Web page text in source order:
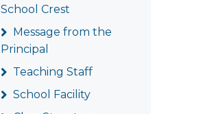
School Crest
Message from the
Principal
Teaching Staff
School Facility